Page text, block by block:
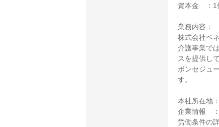
資本金 ：1
業務内容：
株式会社ベ
介護事業で
スを提供し
ボンセジュ
す。
本社所在地
企業情報 ：
労働条件の